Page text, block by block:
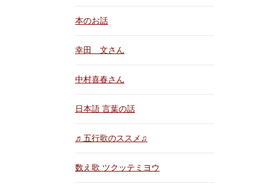
本のお話
幸田 文さん
中村喜春さん
日本語 言葉の話
♬五行歌のススメ♫
数え歌 ツクッテミヨウ